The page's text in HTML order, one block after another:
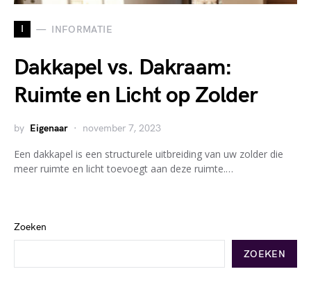
I INFORMATIE
Dakkapel vs. Dakraam:
Ruimte en Licht op Zolder
by Eigenaar november 7, 2023
Een dakkapel is een structurele uitbreiding van uw zolder die
meer ruimte en licht toevoegt aan deze ruimte.…
Zoeken
ZOEKEN